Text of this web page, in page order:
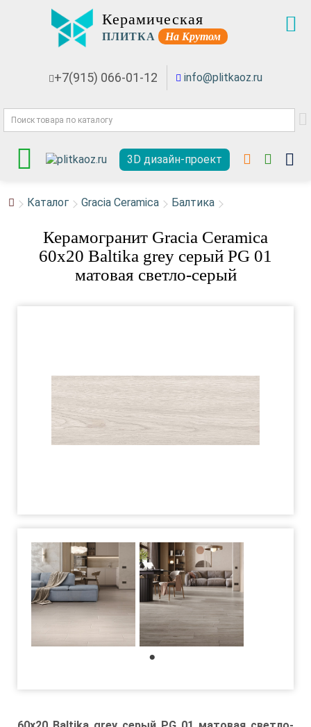
Керамическая
ПЛИТКА На Крутом
+7(915) 066-01-12 info@plitkaoz.ru
3D дизайн-проект
Каталог Gracia Ceramica Балтика
Керамогранит Gracia Ceramica
60x20 Baltika grey серый PG 01
матовая светло-серый